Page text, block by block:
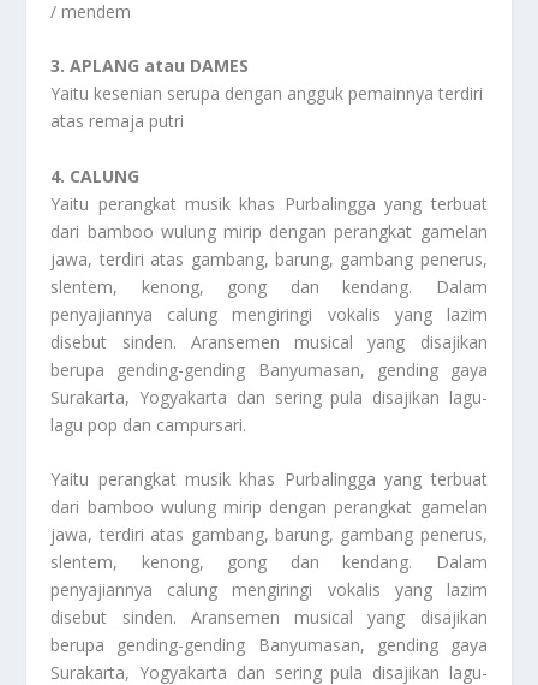
/ mendem
3. APLANG atau DAMES
Yaitu kesenian serupa dengan angguk pemainnya terdiri
atas remaja putri
4. CALUNG
Yaitu perangkat musik khas Purbalingga yang terbuat
dari bamboo wulung mirip dengan perangkat gamelan
jawa, terdiri atas gambang, barung, gambang penerus,
slentem, kenong, gong dan kendang. Dalam
penyajiannya calung mengiringi vokalis yang lazim
disebut sinden. Aransemen musical yang disajikan
berupa gending-gending Banyumasan, gending gaya
Surakarta, Yogyakarta dan sering pula disajikan lagu-
lagu pop dan campursari.
Yaitu perangkat musik khas Purbalingga yang terbuat
dari bamboo wulung mirip dengan perangkat gamelan
jawa, terdiri atas gambang, barung, gambang penerus,
slentem, kenong, gong dan kendang. Dalam
penyajiannya calung mengiringi vokalis yang lazim
disebut sinden. Aransemen musical yang disajikan
berupa gending-gending Banyumasan, gending gaya
Surakarta, Yogyakarta dan sering pula disajikan lagu-